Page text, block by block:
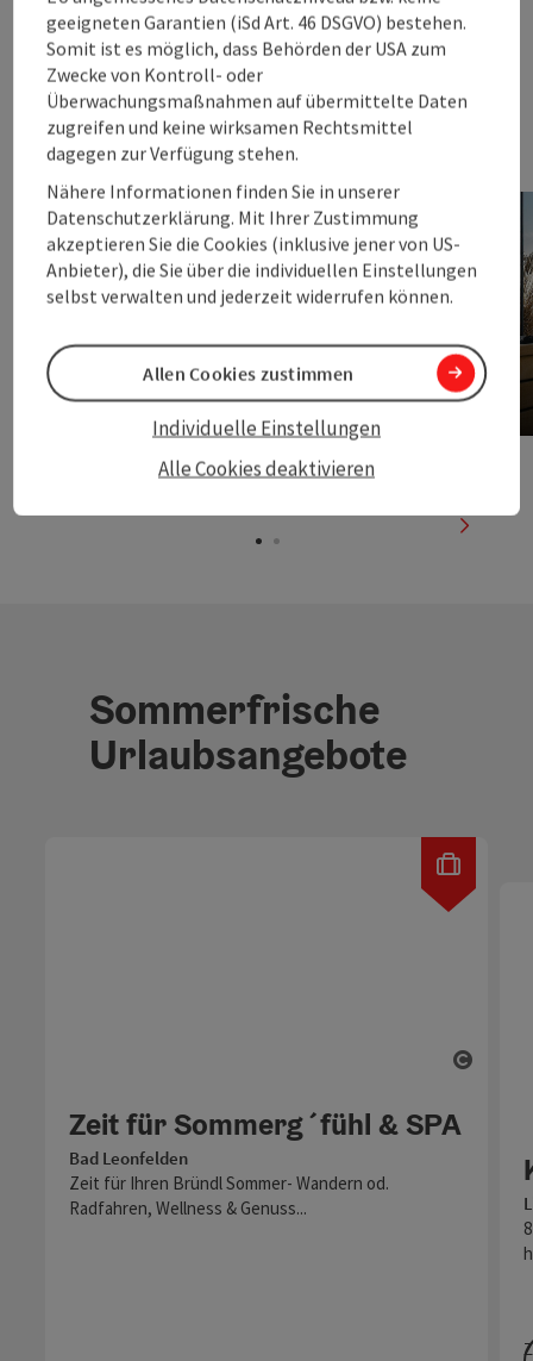
Seehotels zum Träumen
Kristallklare, türkisfarbene Seen und beeindruckende
Berglandschaften – das Salzkammergut ist der
perfekte Ort, um den Sommer zu genießen. Idyllische
Seehotels laden dazu ein, die Seele baumeln zu
lassen, romantische Stunden zu zweit zu verbringen
am Wasser und mach deinen Sommertraum zum
unvergesslichen Sommerurlaub!
Sommerfrische
Urlaubsangebote
Zeit für Sommerg´fühl & SPA
Bad Leonfelden
Zeit für Ihren Bründl Sommer- Wandern od.
Radfahren, Wellness & Genuss...
geeigneten Garantien (iSd Art. 46 DSGVO) bestehen.
Somit ist es möglich, dass Behörden der USA zum
Zwecke von Kontroll- oder
Überwachungsmaßnahmen auf übermittelte Daten
zugreifen und keine wirksamen Rechtsmittel
dagegen zur Verfügung stehen.
Nähere Informationen finden Sie in unserer
Datenschutzerklärung. Mit Ihrer Zustimmung
akzeptieren Sie die Cookies (inklusive jener von US-
Anbieter), die Sie über die individuellen Einstellungen
selbst verwalten und jederzeit widerrufen können.
Alle Cookies deaktivieren
Individuelle Einstellungen
Allen Cookies zustimmen